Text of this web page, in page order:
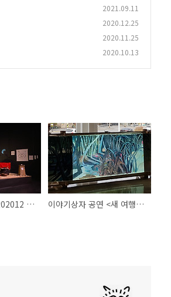
2021.09.11
2020.12.25
2020.11.25
2020.10.13
마법돌잡화점 in 202012 천장산우화예술제 이야기상자 공연 <새 여행자의 여행>